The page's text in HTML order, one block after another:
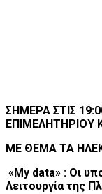
ΣΗΜΕΡΑ ΣΤΙΣ
ΕΠΙΜΕΛΗΤΗΡΙΟΥ
ΜΕ ΘΕΜΑ ΤΑ
«My data» : Οι
Λειτουργία της